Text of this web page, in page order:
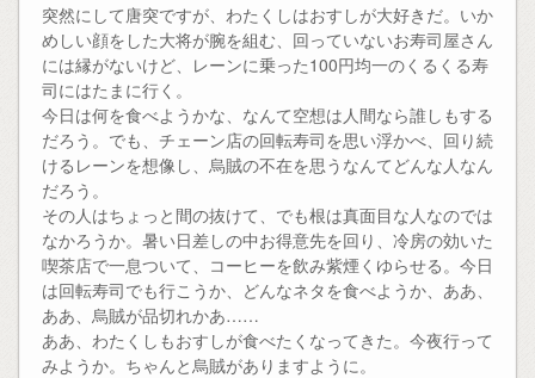
突然にして唐突ですが、わたくしはおすしが大好きだ。いか
めしい顔をした大将が腕を組む、回っていないお寿司屋さん
には縁がないけど、レーンに乗った100円均一のくるくる寿
司にはたまに行く。
今日は何を食べようかな、なんて空想は人間なら誰しもする
だろう。でも、チェーン店の回転寿司を思い浮かべ、回り続
けるレーンを想像し、烏賊の不在を思うなんてどんな人なん
だろう。
その人はちょっと間の抜けて、でも根は真面目な人なのでは
なかろうか。暑い日差しの中お得意先を回り、冷房の効いた
喫茶店で一息ついて、コーヒーを飲み紫煙くゆらせる。今日
は回転寿司でも行こうか、どんなネタを食べようか、ああ、
ああ、烏賊が品切れかあ……
ああ、わたくしもおすしが食べたくなってきた。今夜行って
みようか。ちゃんと烏賊がありますように。